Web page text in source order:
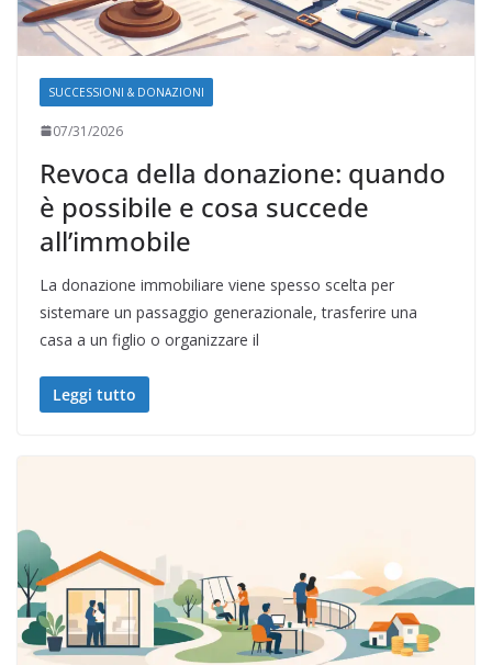
SUCCESSIONI & DONAZIONI
07/31/2026
Revoca della donazione: quando
è possibile e cosa succede
all’immobile
La donazione immobiliare viene spesso scelta per
sistemare un passaggio generazionale, trasferire una
casa a un figlio o organizzare il
Leggi tutto